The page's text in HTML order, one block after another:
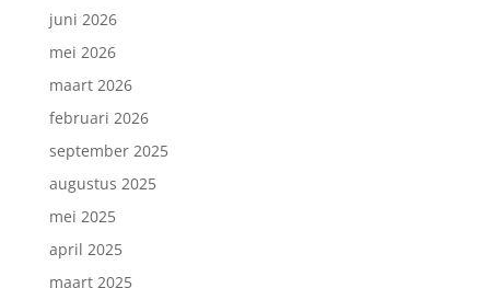
juni 2026
mei 2026
maart 2026
februari 2026
september 2025
augustus 2025
mei 2025
april 2025
maart 2025